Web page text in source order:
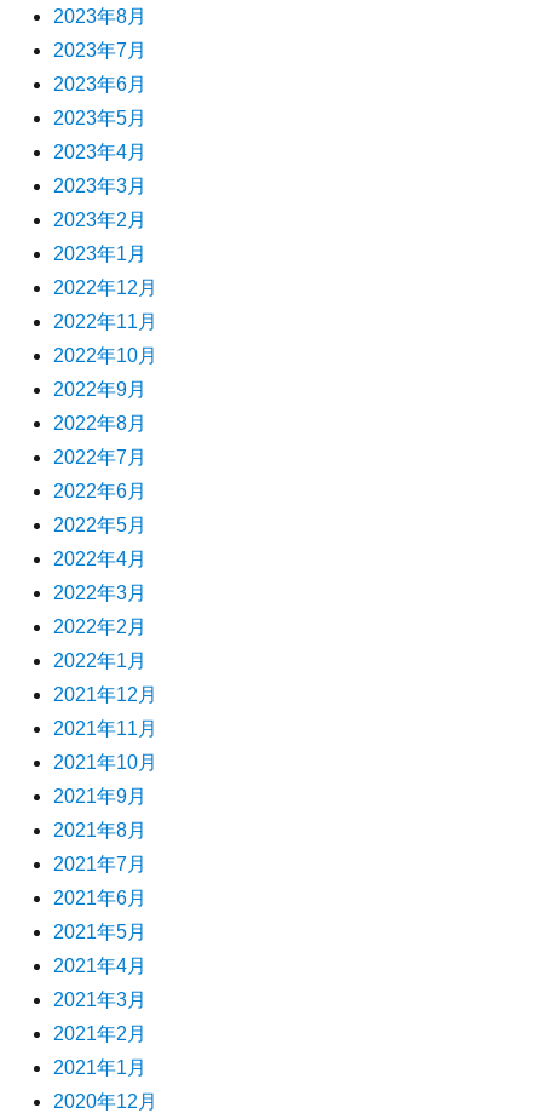
2023年8月
2023年7月
2023年6月
2023年5月
2023年4月
2023年3月
2023年2月
2023年1月
2022年12月
2022年11月
2022年10月
2022年9月
2022年8月
2022年7月
2022年6月
2022年5月
2022年4月
2022年3月
2022年2月
2022年1月
2021年12月
2021年11月
2021年10月
2021年9月
2021年8月
2021年7月
2021年6月
2021年5月
2021年4月
2021年3月
2021年2月
2021年1月
2020年12月